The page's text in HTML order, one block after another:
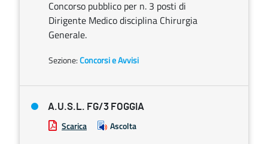
Concorso pubblico per n. 3 posti di
Dirigente Medico disciplina Chirurgia
Generale.
Sezione:Concorsi e Avvisi
A.U.S.L. FG/3 FOGGIA
Scarica Ascolta